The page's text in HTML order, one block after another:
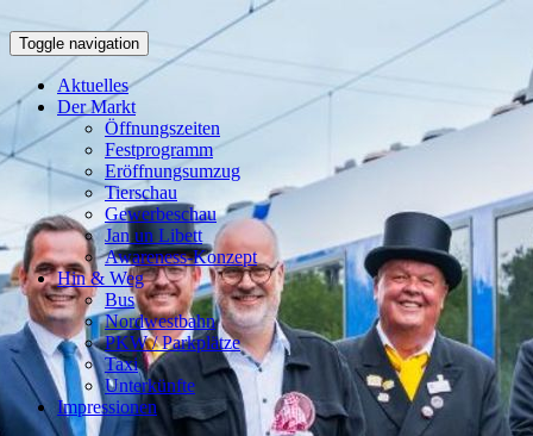
Toggle navigation
Aktuelles
Der Markt
Öffnungszeiten
Festprogramm
Eröffnungsumzug
Tierschau
Gewerbeschau
Jan un Libett
Awareness-Konzept
Hin & Weg
Bus
Nordwestbahn
PKW / Parkplätze
Taxi
Unterkünfte
Impressionen